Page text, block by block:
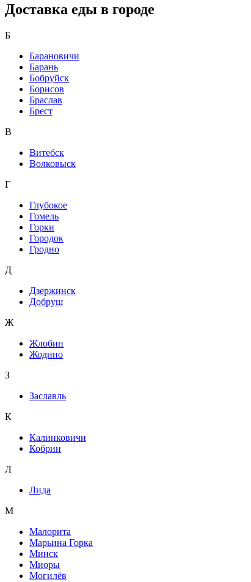
Доставка еды в городе
Б
Барановичи
Барань
Бобруйск
Борисов
Браслав
Брест
В
Витебск
Волковыск
Г
Глубокое
Гомель
Горки
Городок
Гродно
Д
Дзержинск
Добруш
Ж
Жлобин
Жодино
З
Заславль
К
Калинковичи
Кобрин
Л
Лида
М
Малорита
Марьина Горка
Минск
Миоры
Могилёв